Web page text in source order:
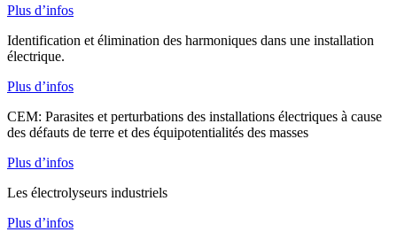
Plus d’infos
Identification et élimination des harmoniques dans une installation
électrique.
Plus d’infos
CEM: Parasites et perturbations des installations électriques à cause
des défauts de terre et des équipotentialités des masses
Plus d’infos
Les électrolyseurs industriels
Plus d’infos